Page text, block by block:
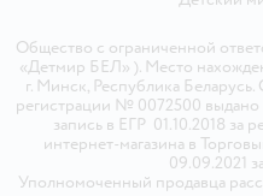
Общество с ограниченной
«Детмир БЕЛ» ). Место
г. Минск, Республика
регистрации № 0072500
запись в ЕГР 01.10.2018 за
интернет-магазина в
09.09.2021
Уполномоченный продавца